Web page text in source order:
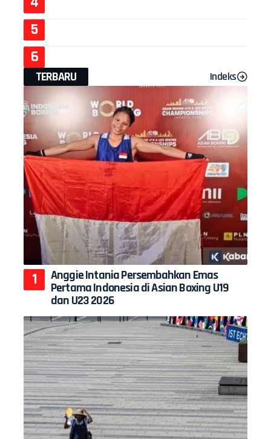
TERBARU Indeks
Anggie Intania Persembahkan Emas
Pertama Indonesia di Asian Boxing U19
dan U23 2026